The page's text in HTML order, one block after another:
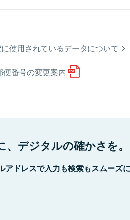
使用されているデータについて
便番号の変更案内
、デジタルの確かさを。
アドレスで入力も検索もスムーズ